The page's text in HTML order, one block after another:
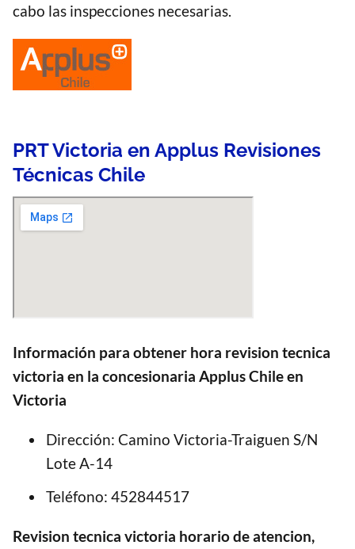
cabo las inspecciones necesarias.
PRT Victoria en Applus Revisiones
Técnicas Chile
Información para obtener hora revision tecnica
victoria en la concesionaria Applus Chile en
Victoria
Dirección: Camino Victoria-Traiguen S/N
Lote A-14
Teléfono: 452844517
Revision tecnica victoria horario de atencion,